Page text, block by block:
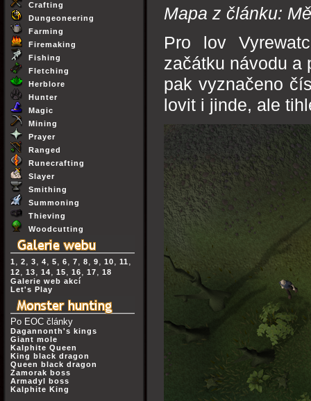
Crafting
Dungeoneering
Farming
Firemaking
Fishing
Fletching
Herblore
Hunter
Magic
Mining
Prayer
Ranged
Runecrafting
Slayer
Smithing
Summoning
Thieving
Woodcutting
1 , 2, 3, 4, 5, 6, 7, 8, 9, 10, 11 ,
12, 13, 14, 15, 16, 17, 18
Galerie web akcí
Let's Play
Po EOC články
Dagannonth's kings
Giant mole
Kalphite Queen
King black dragon
Queen black dragon
Zamorak boss
Armadyl boss
Kalphite King
Mapa z článku:
Pro lov
začátku návodu a
pak vyznačeno
lovit i jinde, ale